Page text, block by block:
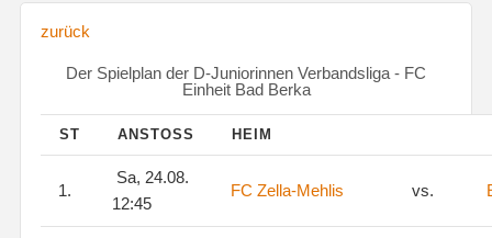
zurück
Der Spielplan der D-Juniorinnen Verbandsliga - FC
Einheit Bad Berka
ST ANSTOSS HEIM
1.
Sa, 24.08.
12:45
FC Zella-Mehlis vs.